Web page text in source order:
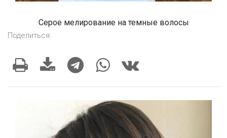
Серое мелирование на темные волосы
Поделиться: